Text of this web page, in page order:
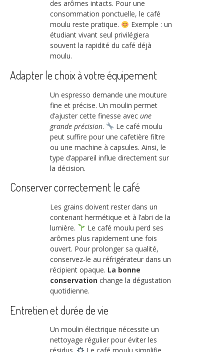
des arômes intacts. Pour une
consommation ponctuelle, le café
moulu reste pratique.
Exemple : un
étudiant vivant seul privilégiera
souvent la rapidité du café déjà
moulu.
Adapter le choix à votre équipement
Un espresso demande une mouture
fine et précise. Un moulin permet
d’ajuster cette finesse avec une
grande précision.
Le café moulu
peut suffire pour une cafetière filtre
ou une machine à capsules. Ainsi, le
type d’appareil influe directement sur
la décision.
Conserver correctement le café
Les grains doivent rester dans un
contenant hermétique et à l’abri de la
lumière.
Le café moulu perd ses
arômes plus rapidement une fois
ouvert. Pour prolonger sa qualité,
conservez-le au réfrigérateur dans un
récipient opaque. La bonne
conservation change la dégustation
quotidienne.
Entretien et durée de vie
Un moulin électrique nécessite un
nettoyage régulier pour éviter les